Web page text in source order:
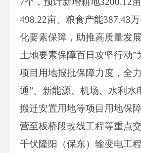
498.22亩、粮食产能387.43
化要素保障，助推高质量发
土地要素保障百日攻坚行动”
项目用地报批保障力度，全
通”、新能源、机场、水利水
搬迁安置用地等项目用地保
营至板桥段改线工程等重点
千伏隆阳（保东）输变电工